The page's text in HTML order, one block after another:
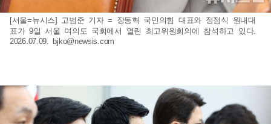
[서울=뉴시스] 고범준 기자 = 장동혁 국민의힘 대표와 정점식 원내대
표가 9일 서울 여의도 국회에서 열린 최고위원회의에 참석하고 있다.
2026.07.09.
bjko@newsis.com